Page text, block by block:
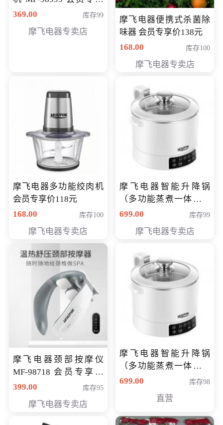
价286元
369.00 库存99
摩飞电器专卖店
摩飞电器便携式杀菌除
味器 会员专享价138元
168.00
库存100
摩飞电器专卖店
摩飞电器多功能绞肉机
会员专享价118元
168.00
库存100
摩飞电器专卖店
摩飞电器智能升降锅
（多功能蒸煮一体锅）
（智能升降养生锅） 会
699.00 库存99
摩飞电器专卖店
摩飞电器颈部按摩仪
MF-98718 会员专享价
299元
399.00 库存95
摩飞电器专卖店
摩飞电器智能升降锅
（多功能蒸煮一体锅）
（智能升降养生锅） 会
699.00 库存98
直营